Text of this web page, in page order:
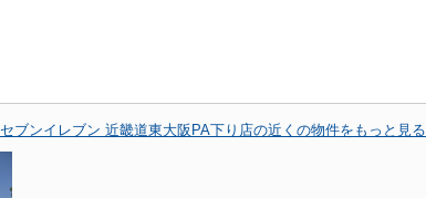
セブンイレブン 近畿道東大阪PA下り店の近くの物件をもっと見る